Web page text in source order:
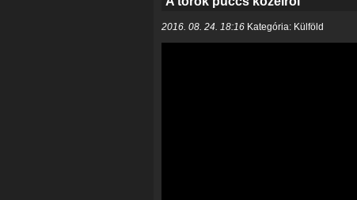
2016. 08. 24. 18:16 Kategória: Külföld